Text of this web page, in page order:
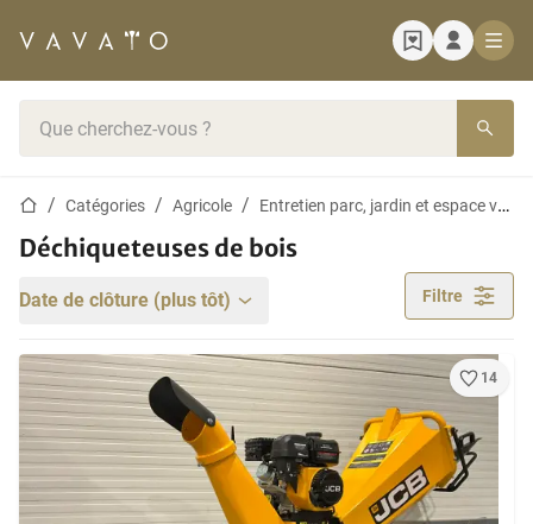
Page d'accueil
Catégories Agricole Entretien parc, jardin et espace vert
Déchiqueteuses de bois
Date de clôture (plus tôt) Filtre
14